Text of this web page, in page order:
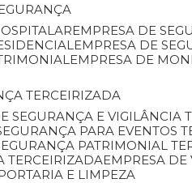
EMPRESA DE
EMPRESA DE
EMPRESA DE
TERCEIRIZADA
SEGURANÇA E VIGILÂNCIA
PARA EVENTOS
PATRIMONIAL
TERCEIRIZADA EMPRESA
E LIMPEZA